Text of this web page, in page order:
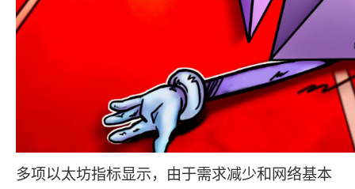
多项以太坊指标显示，由于需求减少和网络基本